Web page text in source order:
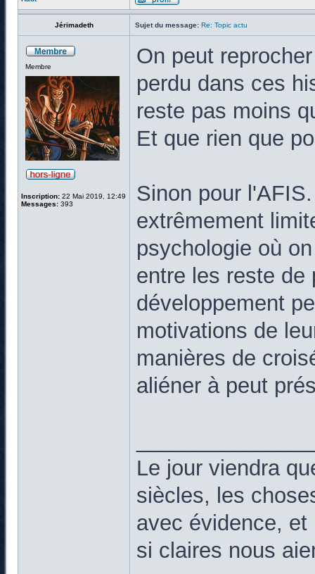
Jérimadeth Sujet du message: Re: Topic actu
Membre
Inscription: 22 Mai 2019, 12:49
Messages: 393
On peut
perdu dans ces
reste pas moins
Et que rien que
Sinon pour
extrêmement
psychologie où
entre les reste de
développement
motivations de
manières de
aliéner à peut
Le jour viendra
siècles, les
avec évidence,
si claires nous